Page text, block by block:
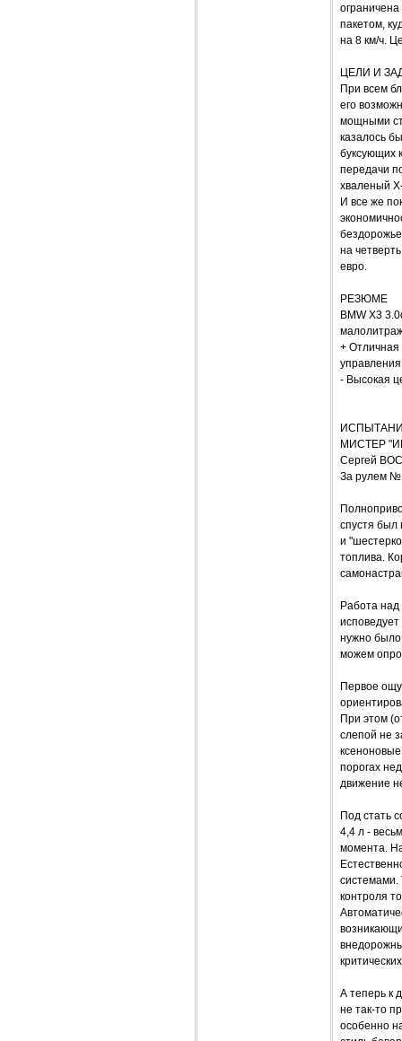
пакетом,
на 8 км/ч.
ЦЕЛИ И
При всем
его
мощными
казалось
буксующих
передачи
хваленый
И все же
на
евро.
РЕЗЮМЕ
BMW X3
+ Отличная
- Высокая
МИСТЕР
Сергей
За рулем
спустя был
и
топлива.
Работа
нужно было
можем
Первое
При этом
слепой не
порогах
движение
Под стать
4,4 л -
момента.
системами.
контроля
А теперь к
не так-то
особенно